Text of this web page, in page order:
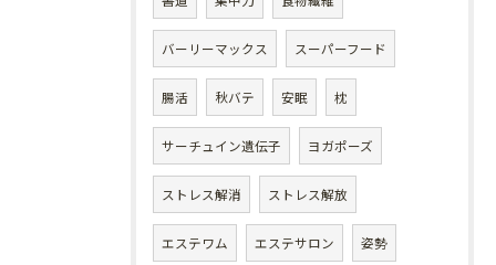
バーリーマックス スーパーフード
腸活 秋バテ 安眠 枕
サーチュイン遺伝子 ヨガポーズ
ストレス解消 ストレス解放
エステワム エステサロン 姿勢